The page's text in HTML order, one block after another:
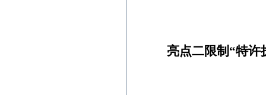
亮点二限制“特许